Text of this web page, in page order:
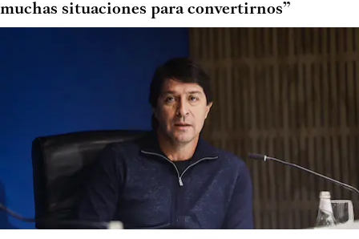
muchas situaciones para convertirnos”